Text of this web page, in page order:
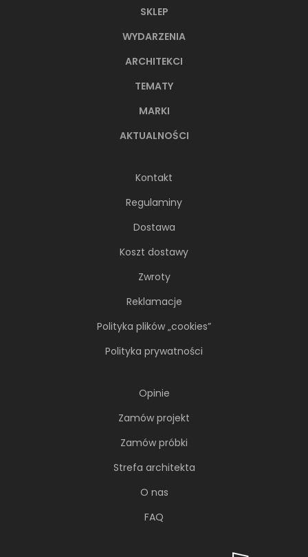
SKLEP
WYDARZENIA
ARCHITEKCI
TEMATY
MARKI
AKTUALNOŚCI
Kontakt
Regulaminy
Dostawa
Koszt dostawy
Zwroty
Reklamacje
Polityka plików „cookies”
Polityka prywatności
Opinie
Zamów projekt
Zamów próbki
Strefa architekta
O nas
FAQ